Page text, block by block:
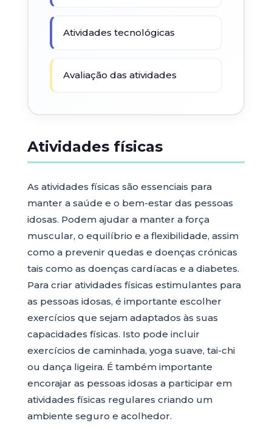
Atividades tecnológicas
Avaliação das atividades
Atividades físicas
As atividades físicas são essenciais para
manter a saúde e o bem-estar das pessoas
idosas. Podem ajudar a manter a força
muscular, o equilíbrio e a flexibilidade, assim
como a prevenir quedas e doenças crónicas
tais como as doenças cardíacas e a diabetes.
Para criar atividades físicas estimulantes para
as pessoas idosas, é importante escolher
exercícios que sejam adaptados às suas
capacidades físicas. Isto pode incluir
exercícios de caminhada, yoga suave, tai-chi
ou dança ligeira. É também importante
encorajar as pessoas idosas a participar em
atividades físicas regulares criando um
ambiente seguro e acolhedor.